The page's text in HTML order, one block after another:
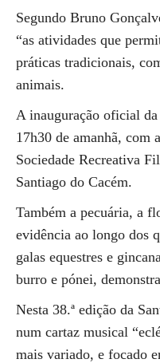
Segundo Bruno
“as atividades que
práticas tradicionais,
animais.
A inauguração oficial da
17h30 de amanhã, com
Sociedade Recreativa
Santiago do Cacém.
Também a pecuária, a
evidência ao longo dos
galas equestres e
burro e pónei,
Nesta 38.ª edição da
num cartaz musical
mais variado, e focado